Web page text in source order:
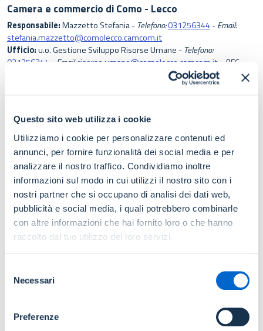
Questo sito web utilizza i cookie
Utilizziamo i cookie per personalizzare contenuti ed
annunci, per fornire funzionalità dei social media e per
analizzare il nostro traffico. Condividiamo inoltre
informazioni sul modo in cui utilizzi il nostro sito con i
nostri partner che si occupano di analisi dei dati web,
pubblicità e social media, i quali potrebbero combinarle
con altre informazioni che hai fornito loro o che hanno
raccolto dal tuo utilizzo dei loro servizi.
delNecessari
Preferenze
Camera e commercio di Como - Lecco
Responsabile:Mazzetto Stefania - Telefono:031256344-Email:
stefania.mazzetto@comolecco.camcom.it
Ufficio:u.o. Gestione Sviluppo Risorse Umane - Telefono:
031256344
Email:risorse.umane@comolecco.camcom.it
PEC:
Responsabile:
personale@fi.camcom.it
Ufficio:UO Trattamento economico e previdenziale del personale -
Telefono:055-2392132-Email:PERSONALE@FI.CAMCOM.IT
cciaa.firenze@fi.legalmail.camcom.it
APPIANO SULLA STRADA DEL VINO
Responsabile:WOHLGEMUTH SABINE -Telefono: 0471667543-
Email:sabine.wohlgemuth@eppan.eu
Email:
Responsabile: 0783/2143220- Email: